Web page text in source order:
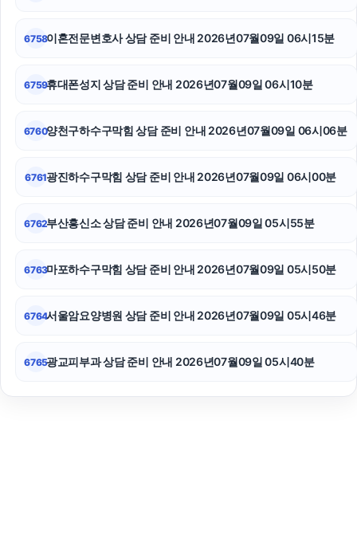
인스타그램 좋아요 늘리기
핑크티켓
6758이혼전문변호사 상담 준비 안내 2026년07월09일 06시15분
6759휴대폰성지 상담 준비 안내 2026년07월09일 06시10분
6760양천구하수구막힘 상담 준비 안내 2026년07월09일 06시06분
6761광진하수구막힘 상담 준비 안내 2026년07월09일 06시00분
6762부산흥신소 상담 준비 안내 2026년07월09일 05시55분
6763마포하수구막힘 상담 준비 안내 2026년07월09일 05시50분
6764서울암요양병원 상담 준비 안내 2026년07월09일 05시46분
6765광교피부과 상담 준비 안내 2026년07월09일 05시40분